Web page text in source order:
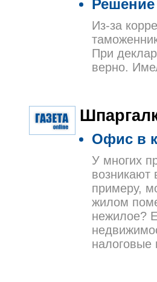
Из-за
При
верно.
Офис в
У многих
примеру,
жилом
нежилое?
налоговые